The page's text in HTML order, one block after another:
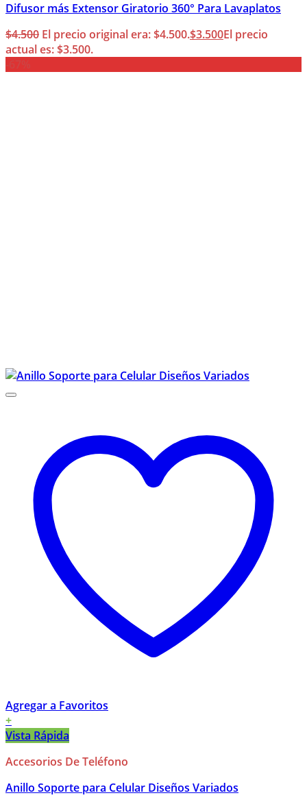
Difusor más Extensor Giratorio 360° Para Lavaplatos
$4.500 El precio original era: $4.500.$3.500El precio
actual es: $3.500.
Agregar a Favoritos
+
Vista Rápida
Accesorios De Teléfono
Anillo Soporte para Celular Diseños Variados